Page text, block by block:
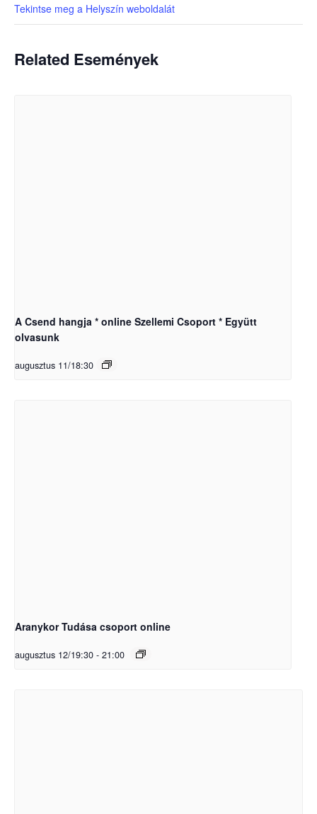
Tekintse meg a Helyszín weboldalát
Related Események
A Csend hangja * online Szellemi Csoport * Együtt
olvasunk
augusztus 11/18:30
Aranykor Tudása csoport online
augusztus 12/19:30 - 21:00